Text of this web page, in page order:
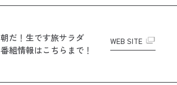
朝だ！生です旅サラダ
番組情報はこちらまで！
WEB SITE